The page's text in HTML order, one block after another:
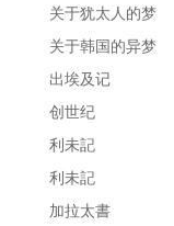
关于犹太人的梦
关于韩国的异梦
出埃及记
创世纪
利未記
利未記
加拉太書